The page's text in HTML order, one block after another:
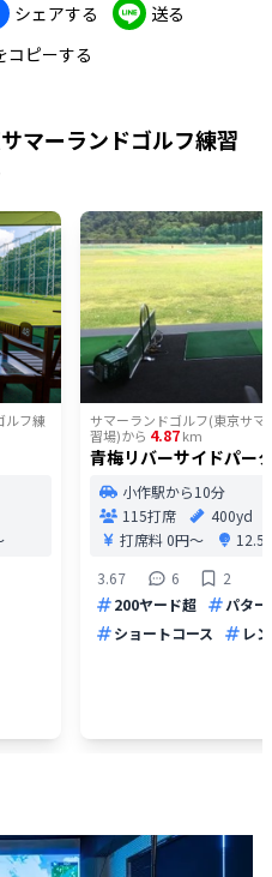
シェアする
送る
コピーする
マーランドゴルフ練習
ルフ練
サマーランドゴルフ(東京サマ
習場)から 4.87km
青梅リバーサイドパー
小作駅から10分
115打席
400yd
打席料0円〜
12.5
3.67
6
2
200ヤード超
パター
ショートコース
レ